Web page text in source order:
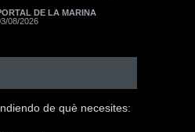
DE LA MARINA
08/2026
de què necesites: